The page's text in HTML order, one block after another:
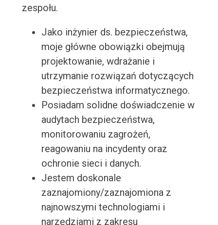
zespołu.
Jako inżynier ds. bezpieczeństwa,
moje główne obowiązki obejmują
projektowanie, wdrażanie i
utrzymanie rozwiązań dotyczących
bezpieczeństwa informatycznego.
Posiadam solidne doświadczenie w
audytach bezpieczeństwa,
monitorowaniu zagrożeń,
reagowaniu na incydenty oraz
ochronie sieci i danych.
Jestem doskonale
zaznajomiony/zaznajomiona z
najnowszymi technologiami i
narzędziami z zakresu